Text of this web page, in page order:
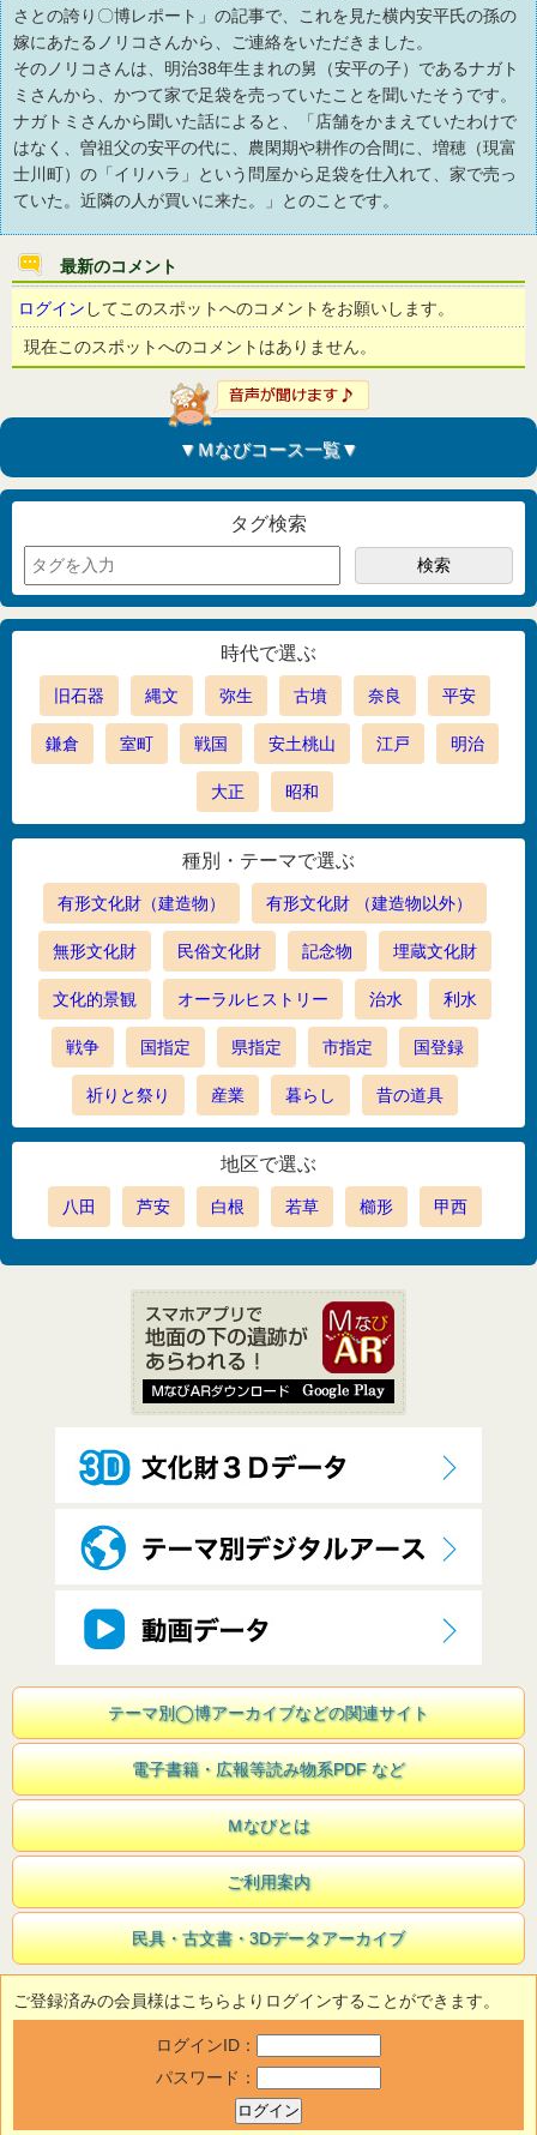
さとの誇り〇博レポート」の記事で、これを見た横内安平氏の孫の
嫁にあたるノリコさんから、ご連絡をいただきました。
そのノリコさんは、明治38年生まれの舅（安平の子）であるナガト
ミさんから、かつて家で足袋を売っていたことを聞いたそうです。
ナガトミさんから聞いた話によると、「店舗をかまえていたわけで
はなく、曽祖父の安平の代に、農閑期や耕作の合間に、増穂（現富
士川町）の「イリハラ」という問屋から足袋を仕入れて、家で売っ
ていた。近隣の人が買いに来た。」とのことです。
最新のコメント
ログイン してこのスポットへのコメントをお願いします。
現在このスポットへのコメントはありません。
▼Ｍなびコース一覧▼
タグ検索
時代で選ぶ
旧石器 縄文 弥生 古墳 奈良 平安
鎌倉 室町 戦国 安土桃山 江戸 明治
大正 昭和
種別・テーマで選ぶ
有形文化財（建造物） 有形文化財 （建造物以外）
無形文化財 民俗文化財 記念物 埋蔵文化財
文化的景観 オーラルヒストリー 治水 利水
戦争 国指定 県指定 市指定 国登録
祈りと祭り 産業 暮らし 昔の道具
地区で選ぶ
八田 芦安 白根 若草 櫛形 甲西
テーマ別◯博アーカイブなどの関連サイト
電子書籍・広報等読み物系PDF など
Ｍなびとは
ご利用案内
民具・古文書・3Dデータアーカイブ
ご登録済みの会員様はこちらよりログインすることができます。
ログインID：
パスワード：